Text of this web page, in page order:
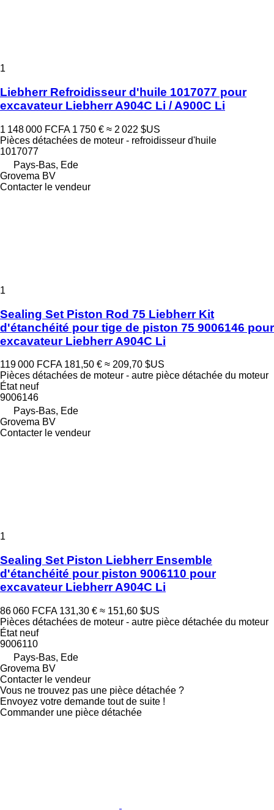
1
Liebherr Refroidisseur d'huile 1017077 pour
excavateur Liebherr A904C Li / A900C Li
1 148 000 FCFA 1 750 € ≈ 2 022 $US
Pièces détachées de moteur - refroidisseur d'huile
1017077
Pays-Bas, Ede
Grovema BV
Contacter le vendeur
1
Sealing Set Piston Rod 75 Liebherr Kit
d'étanchéité pour tige de piston 75 9006146 pour
excavateur Liebherr A904C Li
119 000 FCFA 181,50 € ≈ 209,70 $US
Pièces détachées de moteur - autre pièce détachée du moteur
Étatneuf
9006146
Pays-Bas, Ede
Grovema BV
Contacter le vendeur
1
Sealing Set Piston Liebherr Ensemble
d'étanchéité pour piston 9006110 pour
excavateur Liebherr A904C Li
86 060 FCFA 131,30 € ≈ 151,60 $US
Pièces détachées de moteur - autre pièce détachée du moteur
Étatneuf
9006110
Pays-Bas, Ede
Grovema BV
Contacter le vendeur
Vous ne trouvez pas une pièce détachée ?
Envoyez votre demande tout de suite !
Commander une pièce détachée